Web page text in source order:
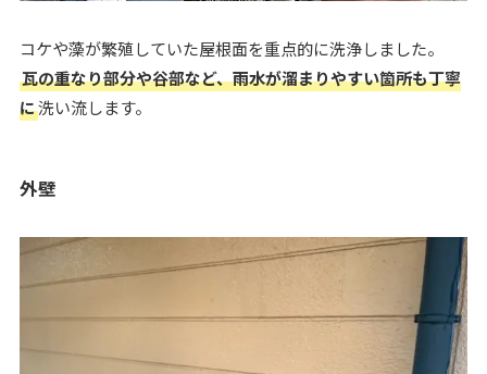
コケや藻が繁殖していた屋根面を重点的に洗浄しました。
瓦の重なり部分や谷部など、雨水が溜まりやすい箇所も丁寧
に洗い流します。
外壁